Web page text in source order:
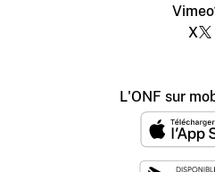
Vimeo
X
L'ONF sur